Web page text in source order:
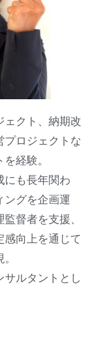
ェクト、納期改
プロジェクトな
経験。
にも長年関わ
ングを企画運
督者を支援、
感向上を通じて
ルタントとし